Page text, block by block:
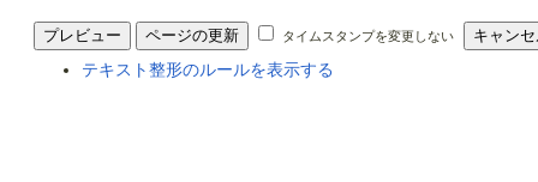
タイムスタンプを変更しない
テキスト整形のルールを表示する